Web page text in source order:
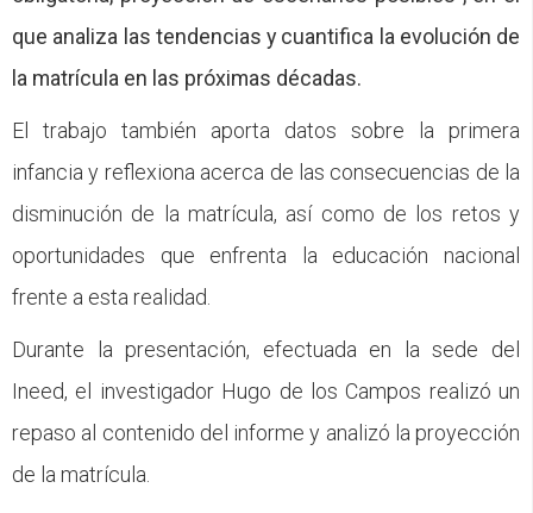
que analiza las tendencias y cuantifica la evolución de
la matrícula en las próximas décadas.
El trabajo también aporta datos sobre la primera
infancia y reflexiona acerca de las consecuencias de la
disminución de la matrícula, así como de los retos y
oportunidades que enfrenta la educación nacional
frente a esta realidad.
Durante la presentación, efectuada en la sede del
Ineed, el investigador Hugo de los Campos realizó un
repaso al contenido del informe y analizó la proyección
de la matrícula.